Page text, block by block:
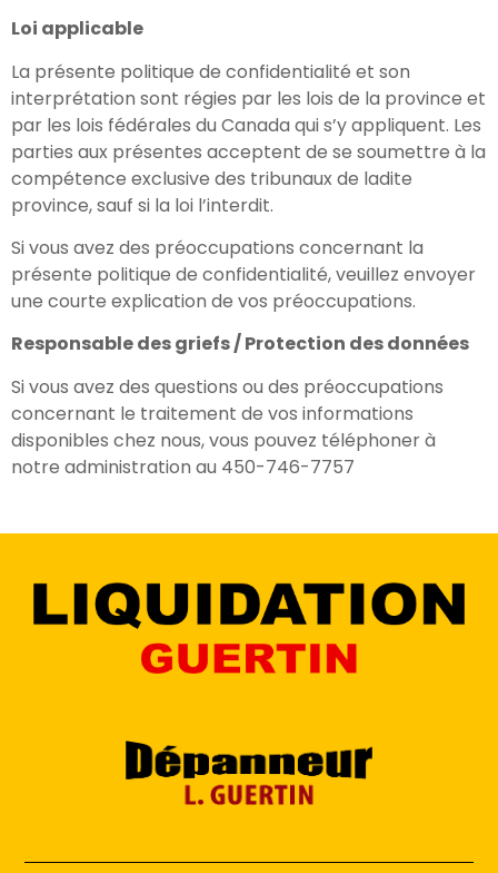
Loi applicable
La présente politique de confidentialité et son
interprétation sont régies par les lois de la province et
par les lois fédérales du Canada qui s’y appliquent. Les
parties aux présentes acceptent de se soumettre à la
compétence exclusive des tribunaux de ladite
province, sauf si la loi l’interdit.
Si vous avez des préoccupations concernant la
présente politique de confidentialité, veuillez envoyer
une courte explication de vos préoccupations.
Responsable des griefs / Protection des données
Si vous avez des questions ou des préoccupations
concernant le traitement de vos informations
disponibles chez nous, vous pouvez téléphoner à
notre administration au 450-746-7757